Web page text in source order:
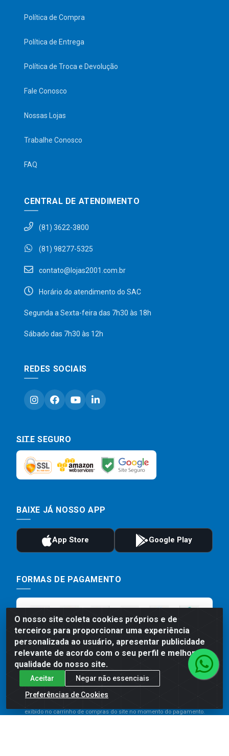
O nosso site coleta cookies próprios e de
terceiros para proporcionar uma experiência
personalizada ao usuário, apresentar publicidade
relevante de acordo com o seu perfil e melhorar a
qualidade do nosso site.
Aceitar
Negar não essenciais
Preferências de Cookies
Política de Compra
Política de Entrega
Política de Troca e Devolução
Fale Conosco
Nossas Lojas
Trabalhe Conosco
FAQ
CENTRAL DE ATENDIMENTO
(81) 3622-3800
(81) 98277-5325
contato@lojas2001.com.br
Horário do atendimento do SAC
Segunda a Sexta-feira das 7h30 às 18h
Sábado das 7h30 às 12h
REDES SOCIAIS
SITE SEGURO
BAIXE JÁ NOSSO APP
FORMAS DE PAGAMENTO
Preços, promoções, condições de pagamento e frete são válidos
para compras realizadas exclusivamente pelo site. Caso haja
exibido no carrinho de compras do site no momento do pagamento.